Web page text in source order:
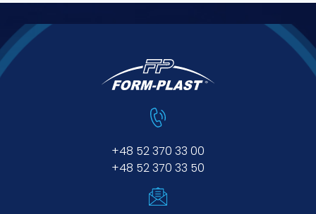
+48 52 370 33 00
+48 52 370 33 50